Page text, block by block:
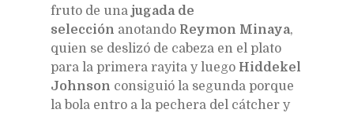
fruto de una jugada de
selección anotando Reymon Minaya,
quien se deslizó de cabeza en el plato
para la primera rayita y luego Hiddekel
Johnson consiguió la segunda porque
la bola entro a la pechera del cátcher y